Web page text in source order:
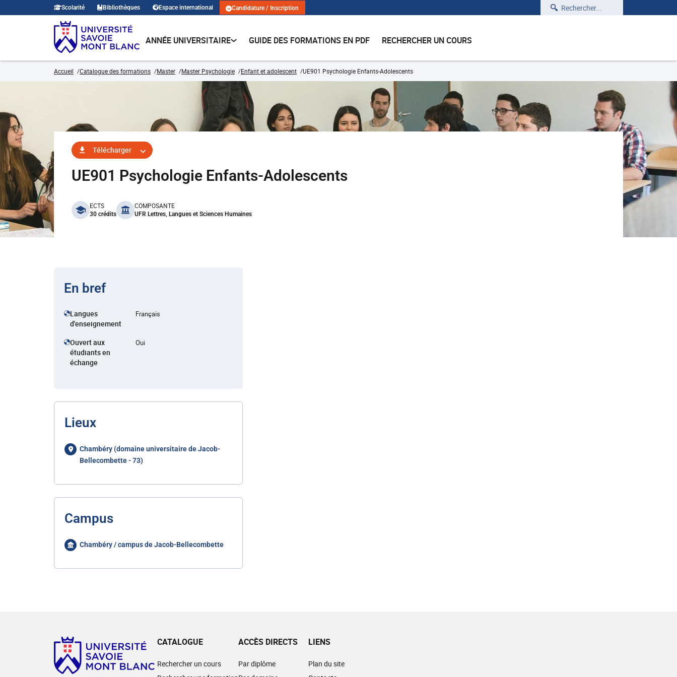
Scolarité Bibliothèques Espace international Candidature / Inscription Rechercher
ANNÉE UNIVERSITAIRE GUIDE DES FORMATIONS EN PDF RECHERCHER UN COURS
Accueil Catalogue des formations Master Master Psychologie Enfant et adolescent UE901 Psychologie Enfants-Adolescents
Télécharger
UE901 Psychologie Enfants-Adolescents
benefits
ECTS
30 crédits
COMPOSANTE
UFR Lettres, Langues et Sciences Humaines
En bref
Langues
d'enseignement
Français
Ouvert aux
étudiants en
échange
Oui
Lieux
Chambéry (domaine universitaire de Jacob-
Bellecombette - 73)
Campus
Chambéry / campus de Jacob-Bellecombette
CATALOGUE
Rechercher un cours
ACCÈS DIRECTS
Par diplôme
LIENS
Plan du site